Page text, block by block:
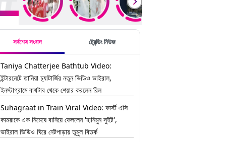
সর্বশেষ সংবাদ ট্রেন্ডিং নিউজ
Taniya Chatterjee Bathtub Video:
ইন্টারনেটে তানিয়া চ্যাটার্জির নতুন ভিডিও ভাইরাল,
ইনস্টাগ্রামে বাথটাব থেকে শেয়ার করলেন রিল
Suhagraat in Train Viral Video: ফার্স্ট এসি
কামরাকে এক নিমেষে বানিয়ে ফেললেন 'হানিমুন সুইট',
ভাইরাল ভিডিও ঘিরে নেটপাড়ায় তুমুল বিতর্ক